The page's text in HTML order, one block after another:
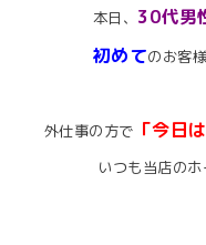
本日、 30代男
初めてのお客
外仕事の方で 「今日
いつも当店の